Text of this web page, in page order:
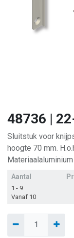
48736 |
Sluitstuk voor
hoogte 70 mm.
Aantal
1 - 9
Vanaf 10